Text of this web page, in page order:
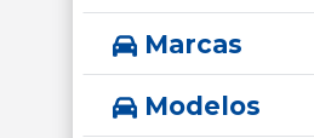
Marcas
Modelos